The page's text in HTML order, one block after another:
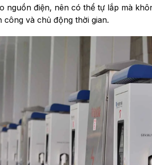
nguồn điện, nên có thể tự lắp mà
và chủ động thời gian.